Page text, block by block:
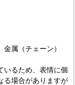
属（チェーン）
いるため、表情に個
る場合がありますが